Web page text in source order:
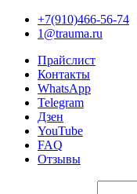
+7(910)466-56-74
1@trauma.ru
Прайслист
Контакты
WhatsApp
Telegram
Дзен
YouTube
FAQ
Отзывы